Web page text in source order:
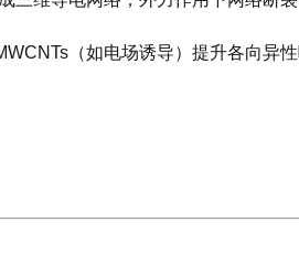
（如电场诱导）提升各向异性